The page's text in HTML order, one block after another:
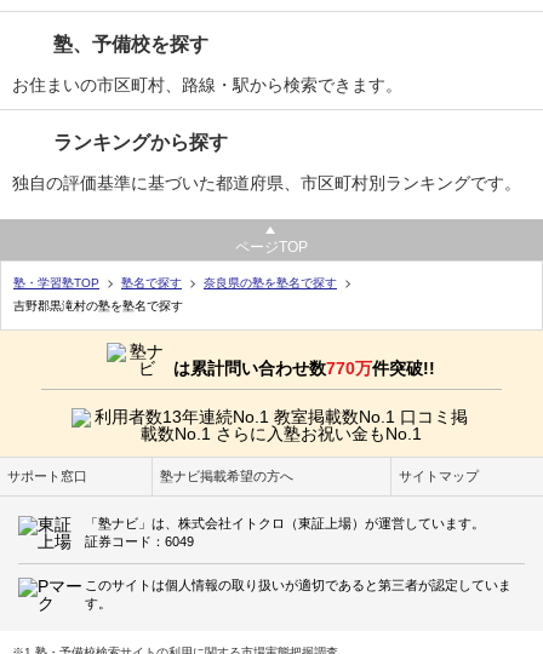
塾、予備校を探す
お住まいの市区町村、路線・駅から検索できます。
ランキングから探す
独自の評価基準に基づいた都道府県、市区町村別ランキングです。
ページTOP
塾・学習塾TOP 塾名で探す
奈良県の塾を塾名で探す
吉野郡黒滝村の塾を塾名で探す
は累計問い合わせ数770万件突破!!
サポート窓口 塾ナビ掲載希望の方へ サイトマップ
「塾ナビ」は、株式会社イトクロ（東証上場）が運営しています。
証券コード：6049
このサイトは個人情報の取り扱いが適切であると第三者が認定していま
す。